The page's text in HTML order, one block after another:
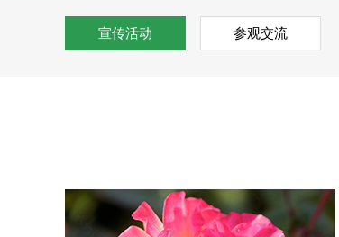
宣传活动 参观交流